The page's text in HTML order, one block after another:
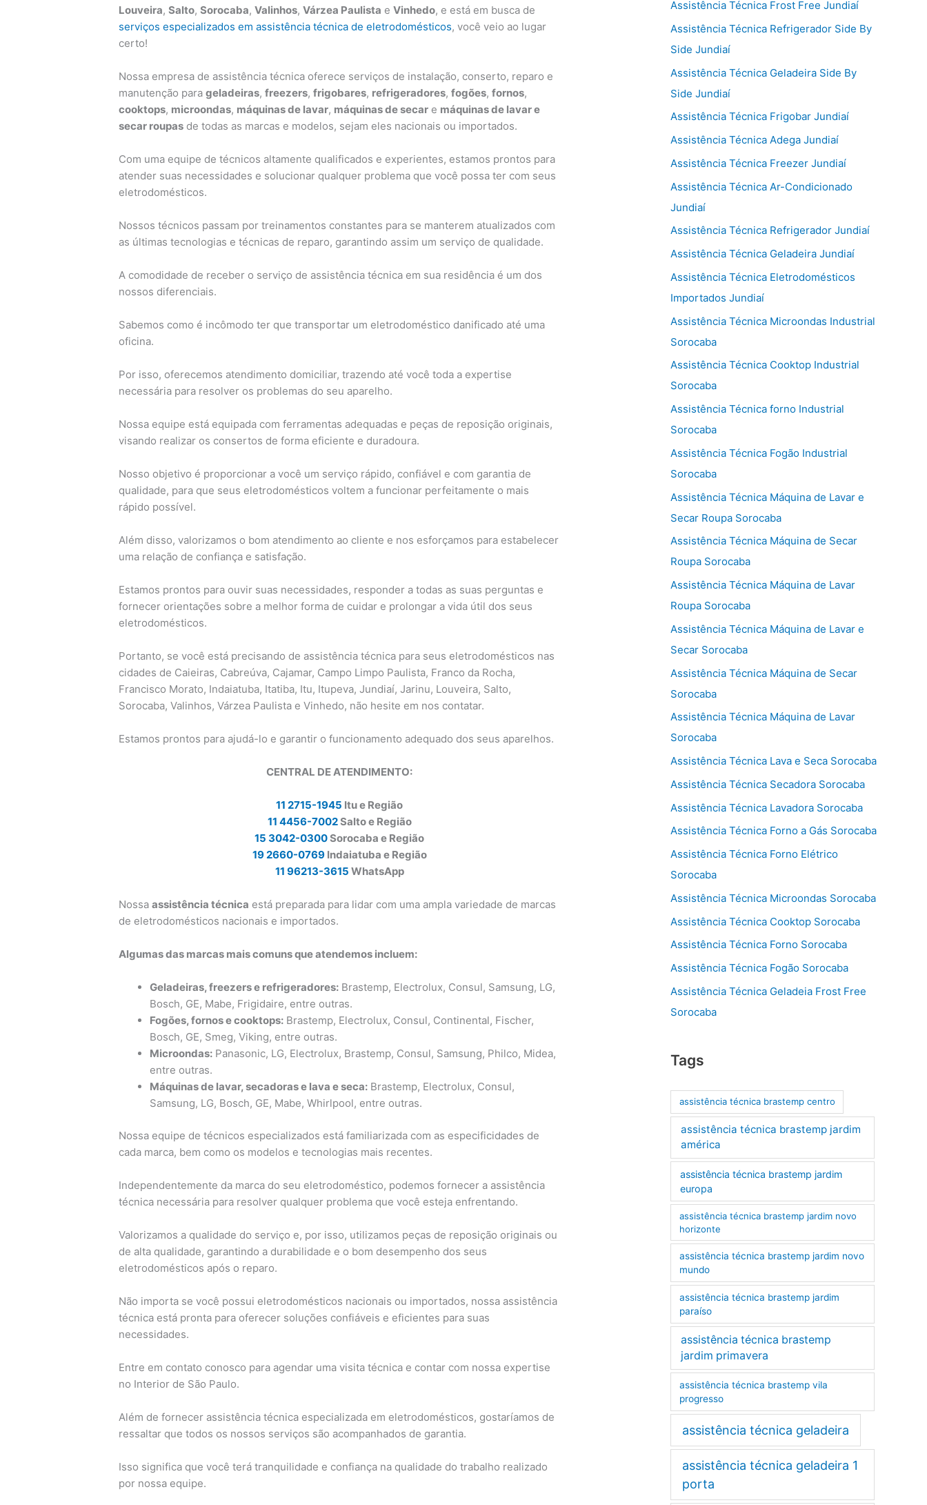
Louveira,Salto,Sorocaba,Valinhos,Várzea Paulista eVinhedo, e está em busca de
serviços especializados em assistência técnica de eletrodomésticos, você veio ao lugar
certo!
Nossa empresa de assistência técnica oferece serviços de instalação, conserto, reparo e
manutenção parageladeiras,freezers,frigobares, refrigeradores,fogões,fornos,
cooktops, microondas, máquinas de lavar, máquinas de secar e máquinas de lavar e
secar roupas de todas as marcas e modelos, sejam eles nacionais ou importados.
Com uma equipe de técnicos altamente qualificados e experientes, estamos prontos para
atender suas necessidades e solucionar qualquer problema que você possa ter com seus
eletrodomésticos.
Nossos técnicos passam por treinamentos constantes para se manterem atualizados com
as últimas tecnologias e técnicas de reparo, garantindo assim um serviço de qualidade.
A comodidade de receber o serviço de assistência técnica em sua residência é um dos
nossos diferenciais.
Sabemos como é incômodo ter que transportar um eletrodoméstico danificado até uma
oficina.
Por isso, oferecemos atendimento domiciliar, trazendo até você toda a expertise
necessária para resolver os problemas do seu aparelho.
Nossa equipe está equipada com ferramentas adequadas e peças de reposição originais,
visando realizar os consertos de forma eficiente e duradoura.
Nosso objetivo é proporcionar a você um serviço rápido, confiável e com garantia de
qualidade, para que seus eletrodomésticos voltem a funcionar perfeitamente o mais
rápido possível.
Além disso, valorizamos o bom atendimento ao cliente e nos esforçamos para estabelecer
uma relação de confiança e satisfação.
Estamos prontos para ouvir suas necessidades, responder a todas as suas perguntas e
fornecer orientações sobre a melhor forma de cuidar e prolongar a vida útil dos seus
eletrodomésticos.
Portanto, se você está precisando de assistência técnica para seus eletrodomésticos nas
cidades de Caieiras, Cabreúva, Cajamar, Campo Limpo Paulista, Franco da Rocha,
Francisco Morato, Indaiatuba, Itatiba, Itu, Itupeva, Jundiaí, Jarinu, Louveira, Salto,
Sorocaba, Valinhos, Várzea Paulista e Vinhedo, não hesite em nos contatar.
Estamos prontos para ajudá-lo e garantir o funcionamento adequado dos seus aparelhos.
CENTRAL DE ATENDIMENTO:
11 2715-1945 Itu e Região
11 4456-7002Salto e Região
15 3042-0300Sorocaba e Região
19 2660-0769Indaiatuba e Região
11 96213-3615 WhatsApp
Nossaassistência técnica está preparada para lidar com uma ampla variedade de marcas
de eletrodomésticos nacionais e importados.
Algumas das marcas mais comuns que atendemos incluem:
Geladeiras, freezers e refrigeradores: Brastemp, Electrolux, Consul, Samsung, LG,
Bosch, GE, Mabe, Frigidaire, entre outras.
Fogões, fornos e cooktops: Brastemp, Electrolux, Consul, Continental, Fischer,
Bosch, GE, Smeg, Viking, entre outras.
Microondas: Panasonic, LG, Electrolux, Brastemp, Consul, Samsung, Philco, Midea,
entre outras.
Máquinas de lavar, secadoras e lava e seca: Brastemp, Electrolux, Consul,
Samsung, LG, Bosch, GE, Mabe, Whirlpool, entre outras.
Nossa equipe de técnicos especializados está familiarizada com as especificidades de
cada marca, bem como os modelos e tecnologias mais recentes.
Independentemente da marca do seu eletrodoméstico, podemos fornecer a assistência
técnica necessária para resolver qualquer problema que você esteja enfrentando.
Valorizamos a qualidade do serviço e, por isso, utilizamos peças de reposição originais ou
de alta qualidade, garantindo a durabilidade e o bom desempenho dos seus
eletrodomésticos após o reparo.
Não importa se você possui eletrodomésticos nacionais ou importados, nossa assistência
técnica está pronta para oferecer soluções confiáveis e eficientes para suas
necessidades.
Entre em contato conosco para agendar uma visita técnica e contar com nossa expertise
no Interior de São Paulo.
Além de fornecer assistência técnica especializada em eletrodomésticos, gostaríamos de
ressaltar que todos os nossos serviços são acompanhados de garantia.
Isso significa que você terá tranquilidade e confiança na qualidade do trabalho realizado
por nossa equipe.
Assistência Técnica Frost Free Jundiaí
Assistência Técnica Refrigerador Side By
Side Jundiaí
Assistência Técnica Geladeira Side By
Side Jundiaí
Assistência Técnica Frigobar Jundiaí
Assistência Técnica Adega Jundiaí
Assistência Técnica Freezer Jundiaí
Assistência Técnica Ar-Condicionado
Jundiaí
Assistência Técnica Refrigerador Jundiaí
Assistência Técnica Geladeira Jundiaí
Assistência Técnica Eletrodomésticos
Importados Jundiaí
Assistência Técnica Microondas Industrial
Sorocaba
Assistência Técnica Cooktop Industrial
Sorocaba
Assistência Técnica forno Industrial
Sorocaba
Assistência Técnica Fogão Industrial
Sorocaba
Assistência Técnica Máquina de Lavar e
Secar Roupa Sorocaba
Assistência Técnica Máquina de Secar
Roupa Sorocaba
Assistência Técnica Máquina de Lavar
Roupa Sorocaba
Assistência Técnica Máquina de Lavar e
Secar Sorocaba
Assistência Técnica Máquina de Secar
Sorocaba
Assistência Técnica Máquina de Lavar
Sorocaba
Assistência Técnica Lava e Seca Sorocaba
Assistência Técnica Secadora Sorocaba
Assistência Técnica Lavadora Sorocaba
Assistência Técnica Forno a Gás Sorocaba
Assistência Técnica Forno Elétrico
Sorocaba
Assistência Técnica Microondas Sorocaba
Assistência Técnica Cooktop Sorocaba
Assistência Técnica Forno Sorocaba
Assistência Técnica Fogão Sorocaba
Assistência Técnica Geladeia Frost Free
Sorocaba
Tags
assistência técnica brastemp centro
assistência técnica brastemp jardim
américa
assistência técnica brastemp jardim
europa
assistência técnica brastemp jardim novo
horizonte
assistência técnica brastemp jardim novo
mundo
assistência técnica brastemp jardim
paraíso
assistência técnica brastemp
jardim primavera
assistência técnica brastemp vila
progresso
assistência técnica geladeira
assistência técnica geladeira 1
porta